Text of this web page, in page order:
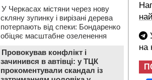
на
У Черкасах містяни через нову
скляну зупинку і вирізані дерева
потерпають від спеки: Бондаренко
обіцяє масштабне озеленення
Провокував конфлікт і
зачинився в автівці: у ТЦК
прокоментували скандал із